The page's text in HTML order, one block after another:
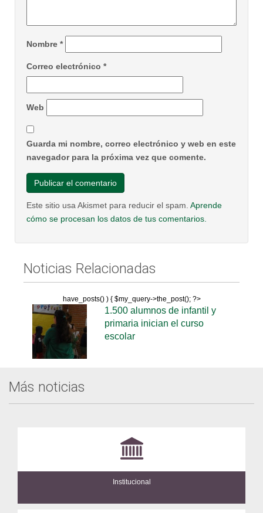
Nombre *
Correo electrónico *
Web
Guarda mi nombre, correo electrónico y web en este
navegador para la próxima vez que comente.
Este sitio usa Akismet para reducir el spam. Aprende
cómo se procesan los datos de tus comentarios.
Noticias Relacionadas
have_posts() ) { $my_query->the_post(); ?>
1.500 alumnos de infantil y
primaria inician el curso
escolar
Más noticias
Institucional